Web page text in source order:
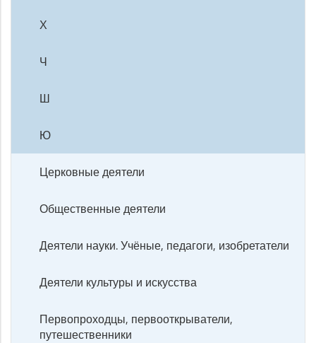
Х
Ч
Ш
Ю
Церковные деятели
Общественные деятели
Деятели науки. Учёные, педагоги, изобретатели
Деятели культуры и искусства
Первопроходцы, первооткрыватели,
путешественники